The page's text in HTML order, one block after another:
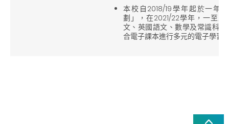
本校自2018/19學年起於一年
劃」，在2021/22學年，一至
文、英國語文、數學及常識科
合電子課本進行多元的電子學習